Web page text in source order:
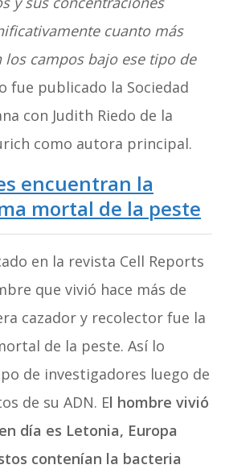
cuanto más
campos bajo ese tipo de
fue publicado la Sociedad
con Judith Riedo de la
como autora principal.
encuentran la
mortal de la peste
en la revista Cell Reports
que vivió hace más de
cazador y recolector fue la
de la peste. Así lo
de investigadores luego de
de su ADN. El hombre vivió
día es Letonia, Europa
contenían la bacteria